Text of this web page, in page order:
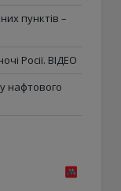
пунктів –
Росії. ВІДЕО
нафтового